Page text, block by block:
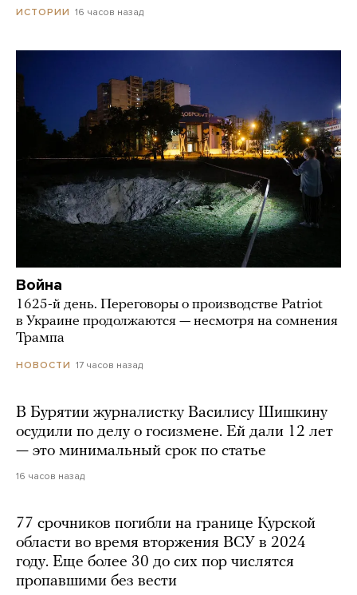
ИСТОРИИ 16 часов назад
Война
1625-й день. Переговоры о производстве Patriot
в Украине продолжаются — несмотря на сомнения
Трампа
НОВОСТИ 17 часов назад
В Бурятии журналистку Василису Шишкину
осудили по делу о госизмене. Ей дали 12 лет
— это минимальный срок по статье
16 часов назад
77 срочников погибли на границе Курской
области во время вторжения ВСУ в 2024
году. Еще более 30 до сих пор числятся
пропавшими без вести